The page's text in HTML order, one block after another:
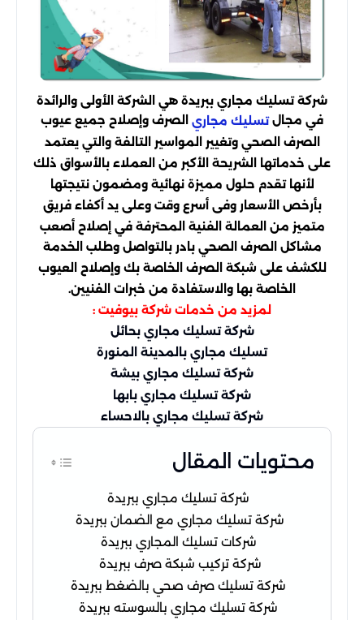
شركة تسليك مجاري ببريدة هي الشركة الأولى والرائدة
في مجالتسليك مجاري الصرف وإصلاح جميع عيوب
الصرف الصحي وتغيير المواسير التالفة والتي يعتمد
على خدماتها الشريحة الأكبر من العملاء بالأسواق ذلك
لأنها تقدم حلول مميزة نهائية ومضمون نتيجتها
بأرخص الأسعار وفى أسرع وقت وعلى يد أكفاء فريق
متميز من العمالة الفنية المحترفة في إصلاح أصعب
مشاكل الصرف الصحي بادر بالتواصل وطلب الخدمة
للكشف على شبكة الصرف الخاصة بك وإصلاح العيوب
الخاصة بها والاستفادة من خبرات الفنيين.
لمزيد من خدمات شركة بيوفيت :
شركة تسليك مجاري بحائل
تسليك مجاري بالمدينة المنورة
شركة تسليك مجاري بيشة
شركة تسليك مجاري بابها
شركة تسليك مجاري بالاحساء
محتويات المقال
شركة تسليك مجاري ببريدة
شركة تسليك مجاري مع الضمان ببريدة
شركات تسليك المجاري ببريدة
شركة تركيب شبكة صرف ببريدة
شركة تسليك صرف صحي بالضغط ببريدة
شركة تسليك مجاري بالسوسته ببريدة